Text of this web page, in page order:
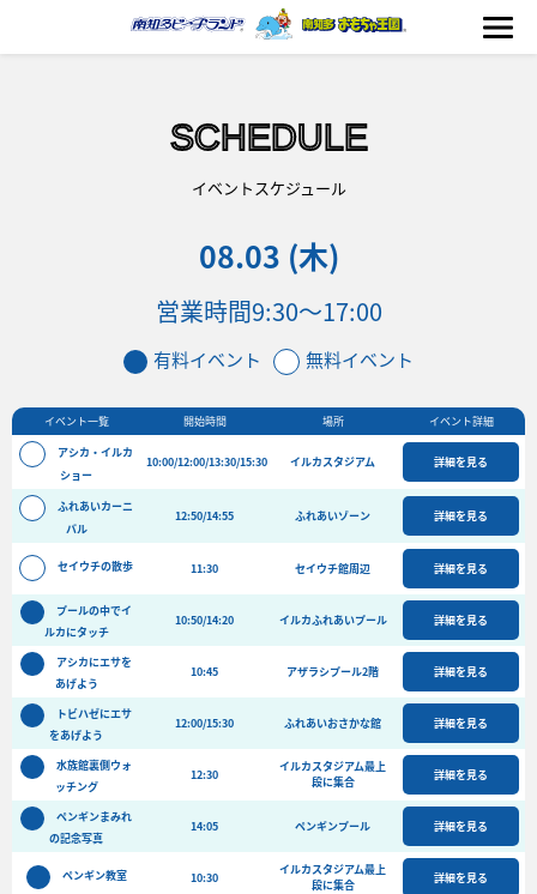
イベント
フード&ショップ
海の生きもの
おもちゃ王国
よくある質問
団体向けプラン情報 ビーチランド支援プログラム
SCHEDULE
イベントスケジュール
08.03 (木)
営業時間9:30～17:00
有料イベント 無料イベント
イベント一覧 開始時間 場所 イベント詳細
アシカ・イルカ
ショー
10:00/12:00/13:30/15:30 イルカスタジアム 詳細を見る
ふれあいカーニ
バル
12:50/14:55 ふれあいゾーン 詳細を見る
セイウチの散歩 11:30 セイウチ館周辺 詳細を見る
プールの中でイ
ルカにタッチ
10:50/14:20 イルカふれあいプール 詳細を見る
アシカにエサを
あげよう
10:45 アザラシプール2階 詳細を見る
トビハゼにエサ
をあげよう
12:00/15:30 ふれあいおさかな館 詳細を見る
水族館裏側ウォ
ッチング
12:30
イルカスタジアム最上
段に集合
詳細を見る
ペンギンまみれ
の記念写真
14:05 ペンギンプール 詳細を見る
ペンギン教室 10:30
イルカスタジアム最上
段に集合
詳細を見る